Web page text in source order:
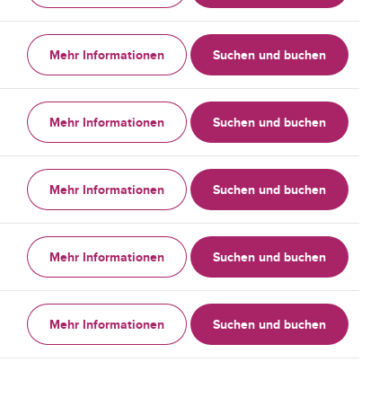
Mehr Informationen Suchen und buchen
Mehr Informationen Suchen und buchen
Mehr Informationen Suchen und buchen
Mehr Informationen Suchen und buchen
Mehr Informationen Suchen und buchen